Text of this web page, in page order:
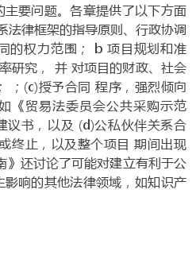
要问题。各章提供了以下方面
法律框架的指导原则、行政协调
的权力范围； b 项目规划和准
研究， 并 对项目的财政、社会
；(c)授予合同 程序，强烈倾向
《贸易法委员会公共采购示范
议书，以及 (d)公私伙伴关系合
终止，以及整个项目 期间出现
》还讨论了可能对建立有利于公
响的其他法律领域，如知识产